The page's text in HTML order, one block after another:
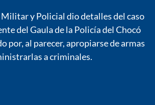
Militar y Policial dio detalles del caso
del Gaula de la Policía del Chocó
por, al parecer, apropiarse de armas
a criminales.